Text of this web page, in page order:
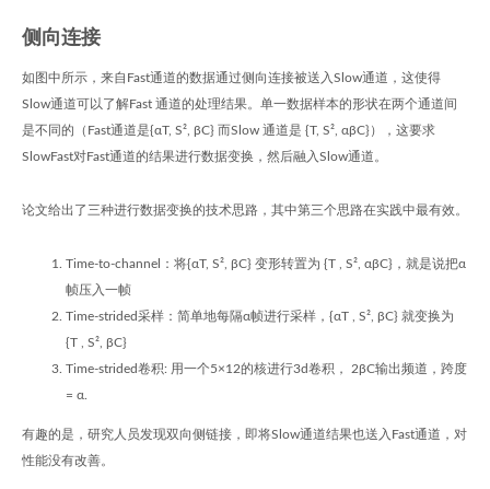
侧向连接
如图中所示，来自Fast通道的数据通过侧向连接被送入Slow通道，这使得
Slow通道可以了解Fast 通道的处理结果。单一数据样本的形状在两个通道间
是不同的（Fast通道是{αT, S², βC} 而Slow 通道是 {T, S², αβC}），这要求
SlowFast对Fast通道的结果进行数据变换，然后融入Slow通道。
论文给出了三种进行数据变换的技术思路，其中第三个思路在实践中最有效。
Time-to-channel：将{αT, S², βC} 变形转置为 {T , S², αβC}，就是说把α
帧压入一帧
Time-strided采样：简单地每隔α帧进行采样，{αT , S², βC} 就变换为
{T , S², βC}
Time-strided卷积: 用一个5×12的核进行3d卷积， 2βC输出频道，跨度
= α.
有趣的是，研究人员发现双向侧链接，即将Slow通道结果也送入Fast通道，对
性能没有改善。